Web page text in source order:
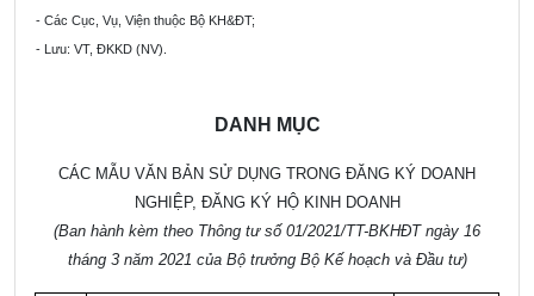
- Các Cục, Vụ Viện thuộc Bộ KH&ĐT;
- Lưu: VT, ĐKKD (NV).
DANH MỤC
CÁC MẪU VĂN BẢN SỬ DỤNG TRONG ĐĂNG KÝ DOANH
NGHIỆP, ĐĂNG KÝ HỘ KINH DOANH
(Ban hành kèm theo Thông tư số 01/2021/TT-BKHĐT ngày 16
tháng 3 năm 2021 của Bộ trưởng Bộ Kế hoạch và Đầu tư)